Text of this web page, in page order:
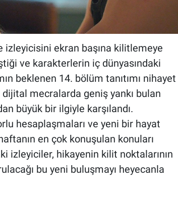
ekran başına kilitlemeye
ve karakterlerin iç dünyasındaki
beklenen 14. bölüm tanıtımı nihayet
dijital mecralarda geniş yankı bulan
büyük bir ilgiyle karşılandı.
hesaplaşmaları ve yeni bir hayat
en çok konuşulan konuları
izleyiciler, hikayenin kilit noktalarının
bu yeni buluşmayı heyecanla